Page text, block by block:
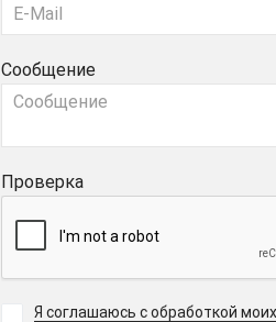
Сообщение
Проверка
Я соглашаюсь с обработкой